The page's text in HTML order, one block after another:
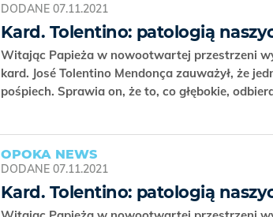
DODANE 07.11.2021
Kard. Tolentino: patologią
Witając Papieża w nowootwartej przestrzeni
kard. José Tolentino Mendonça zauważył, że
pośpiech. Sprawia on, że to, co głębokie,
OPOKA NEWS
DODANE 07.11.2021
Kard. Tolentino: patologią